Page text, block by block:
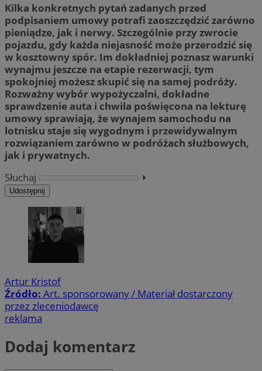
Kilka konkretnych pytań zadanych przed
podpisaniem umowy potrafi zaoszczędzić zarówno
pieniądze, jak i nerwy. Szczególnie przy zwrocie
pojazdu, gdy każda niejasność może przerodzić się
w kosztowny spór. Im dokładniej poznasz warunki
wynajmu jeszcze na etapie rezerwacji, tym
spokojniej możesz skupić się na samej podróży.
Rozważny wybór wypożyczalni, dokładne
sprawdzenie auta i chwila poświęcona na lekturę
umowy sprawiają, że wynajem samochodu na
lotnisku staje się wygodnym i przewidywalnym
rozwiązaniem zarówno w podróżach służbowych,
jak i prywatnych.
Słuchaj
⏵︎
Udostępnij
Artur Kristof
Źródło: Art. sponsorowany / Materiał dostarczony
przez zleceniodawcę
reklama
Dodaj komentarz